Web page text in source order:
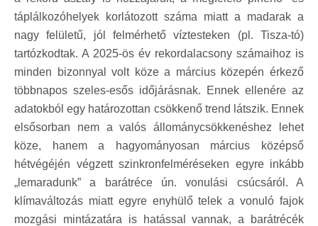
táplálkozóhelyek korlátozott száma miatt a madarak a
nagy felületű, jól felmérhető víztesteken (pl. Tisza-tó)
tartózkodtak. A 2025-ös év rekordalacsony számaihoz is
minden bizonnyal volt köze a március közepén érkező
többnapos szeles-esős időjárásnak. Ennek ellenére az
adatokból egy határozottan csökkenő trend látszik. Ennek
elsősorban nem a valós állománycsökkenéshez lehet
köze, hanem a hagyományosan március középső
hétvégéjén végzett szinkronfelméréseken egyre inkább
„lemaradunk” a barátréce ún. vonulási csúcsáról. A
klímaváltozás miatt egyre enyhülő telek a vonuló fajok
mozgási mintázatára is hatással vannak, a barátrécék